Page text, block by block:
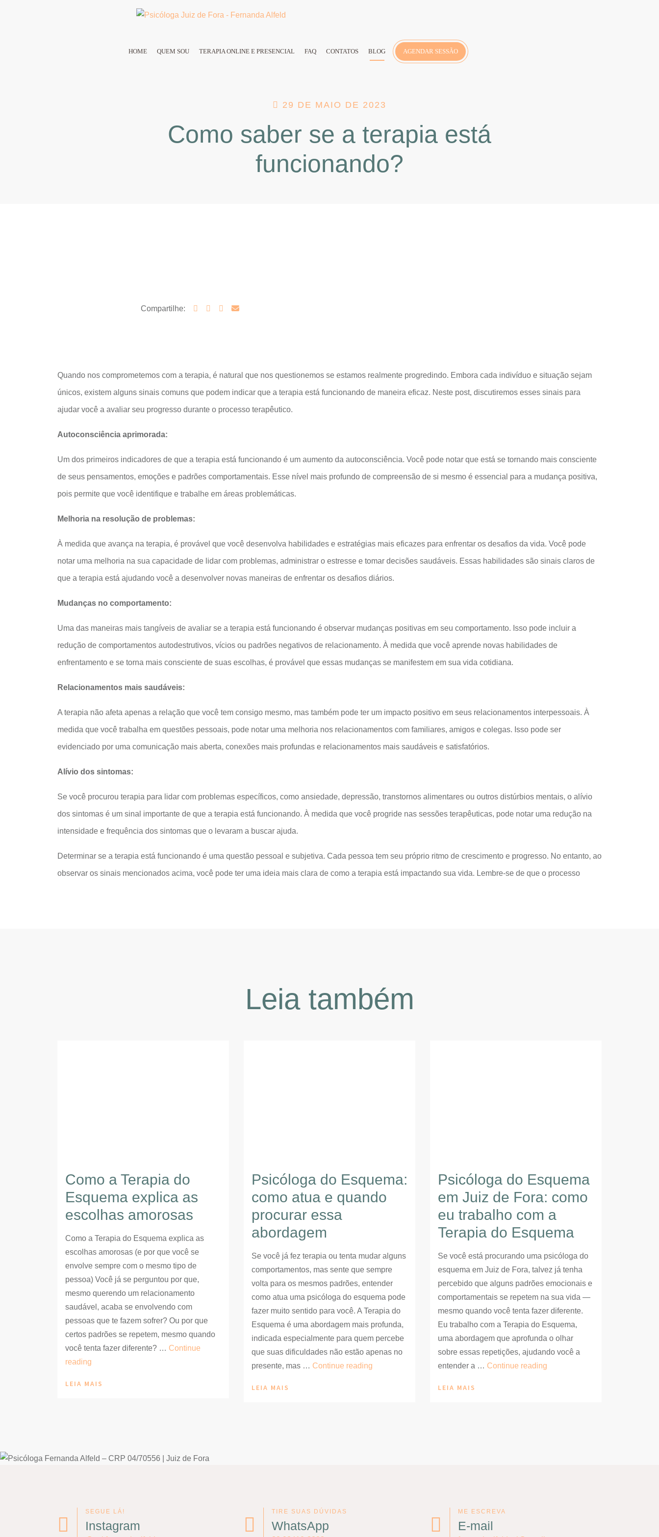
HOME QUEM SOU TERAPIA ONLINE E PRESENCIAL FAQ CONTATOS BLOG AGENDAR SESSÃO
29 DE MAIO DE 2023
Como saber se a terapia está
funcionando?
Compartilhe:
Quando nos comprometemos com a terapia, é natural que nos questionemos se estamos realmente progredindo. Embora cada indivíduo e situação sejam
únicos, existem alguns sinais comuns que podem indicar que a terapia está funcionando de maneira eficaz. Neste post, discutiremos esses sinais para
ajudar você a avaliar seu progresso durante o processo terapêutico.
Autoconsciência aprimorada:
Um dos primeiros indicadores de que a terapia está funcionando é um aumento da autoconsciência. Você pode notar que está se tornando mais consciente
de seus pensamentos, emoções e padrões comportamentais. Esse nível mais profundo de compreensão de si mesmo é essencial para a mudança positiva,
pois permite que você identifique e trabalhe em áreas problemáticas.
Melhoria na resolução de problemas:
À medida que avança na terapia, é provável que você desenvolva habilidades e estratégias mais eficazes para enfrentar os desafios da vida. Você pode
notar uma melhoria na sua capacidade de lidar com problemas, administrar o estresse e tomar decisões saudáveis. Essas habilidades são sinais claros de
que a terapia está ajudando você a desenvolver novas maneiras de enfrentar os desafios diários.
Mudanças no comportamento:
Uma das maneiras mais tangíveis de avaliar se a terapia está funcionando é observar mudanças positivas em seu comportamento. Isso pode incluir a
redução de comportamentos autodestrutivos, vícios ou padrões negativos de relacionamento. À medida que você aprende novas habilidades de
enfrentamento e se torna mais consciente de suas escolhas, é provável que essas mudanças se manifestem em sua vida cotidiana.
Relacionamentos mais saudáveis:
A terapia não afeta apenas a relação que você tem consigo mesmo, mas também pode ter um impacto positivo em seus relacionamentos interpessoais. À
medida que você trabalha em questões pessoais, pode notar uma melhoria nos relacionamentos com familiares, amigos e colegas. Isso pode ser
evidenciado por uma comunicação mais aberta, conexões mais profundas e relacionamentos mais saudáveis e satisfatórios.
Alívio dos sintomas:
Se você procurou terapia para lidar com problemas específicos, como ansiedade, depressão, transtornos alimentares ou outros distúrbios mentais, o alívio
dos sintomas é um sinal importante de que a terapia está funcionando. À medida que você progride nas sessões terapêuticas, pode notar uma redução na
intensidade e frequência dos sintomas que o levaram a buscar ajuda.
Determinar se a terapia está funcionando é uma questão pessoal e subjetiva. Cada pessoa tem seu próprio ritmo de crescimento e progresso. No entanto, ao
observar os sinais mencionados acima, você pode ter uma ideia mais clara de como a terapia está impactando sua vida. Lembre-se de que o processo
Leia também
Como a Terapia do
Esquema explica as
escolhas amorosas
Como a Terapia do Esquema explica as
escolhas amorosas (e por que você se
envolve sempre com o mesmo tipo de
pessoa) Você já se perguntou por que,
mesmo querendo um relacionamento
saudável, acaba se envolvendo com
pessoas que te fazem sofrer? Ou por que
certos padrões se repetem, mesmo quando
você tenta fazer diferente? … Continue
reading
Terapia
escolhas
LEIA MAIS
Psicóloga do Esquema:
como atua e quando
procurar essa
abordagem
Se você já fez terapia ou tenta mudar alguns
comportamentos, mas sente que sempre
volta para os mesmos padrões, entender
como atua uma psicóloga do esquema pode
fazer muito sentido para você. A Terapia do
Esquema é uma abordagem mais profunda,
indicada especialmente para quem percebe
que suas dificuldades não estão apenas no
presente, mas … Continue reading
LEIA MAIS
Psicóloga do Esquema
em Juiz de Fora: como
eu trabalho com a
Terapia do Esquema
Se você está procurando uma psicóloga do
esquema em Juiz de Fora, talvez já tenha
percebido que alguns padrões emocionais e
comportamentais se repetem na sua vida —
mesmo quando você tenta fazer diferente.
Eu trabalho com a Terapia do Esquema,
uma abordagem que aprofunda o olhar
sobre essas repetições, ajudando você a
entender a … Continue reading
LEIA MAIS
SEGUE LÁ!
Instagram
TIRE SUAS DÚVIDAS
WhatsApp
ME ESCREVA
E-mail